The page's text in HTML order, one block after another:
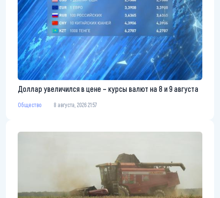
Доллар увеличился в цене – курсы валют на 8 и 9 августа
Общество 8 августа, 2026 21:57